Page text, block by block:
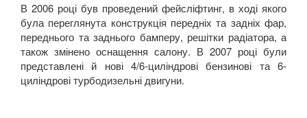
В 2006 році був проведений фейсліфтинг, в ході якого
була переглянута конструкція передніх та задніх фар,
переднього та заднього бамперу, решітки радіатора, а
також змінено оснащення салону. В 2007 році були
представлені й нові 4/6-циліндрові бензинові та 6-
циліндрові турбодизельні двигуни.